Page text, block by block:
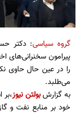
گروه سیاسی: دکتر
را در عین حال حاوی
می‌طلبد.
به گزارشبولتن نیوز
خود بر منابع نفت و